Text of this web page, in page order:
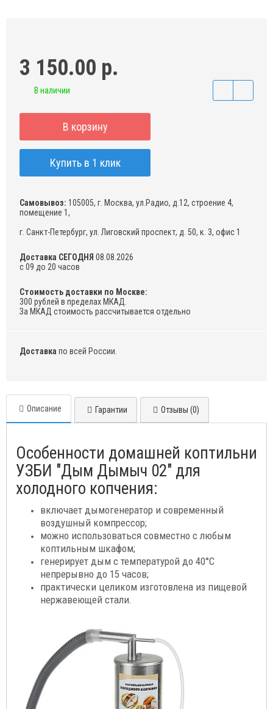
3 150.00 р.
В наличии
В корзину
Купить в 1 клик
Самовывоз: 105005, г. Москва, ул.Радио, д.12, строение 4,
помещение 1,
г. Санкт-Петербург, ул. Лиговский проспект, д. 50, к. 3, офис 1
Доставка СЕГОДНЯ 08.08.2026
с 09 до 20 часов
Стоимость доставки по Москве:
300 рублей в пределах МКАД.
За МКАД стоимость рассчитывается отдельно
Доставка по всей России.
Описание Гарантии Отзывы (0)
Особенности домашней коптильни
УЗБИ "Дым Дымыч 02" для
холодного копчения:
включает дымогенератор и современный
воздушный компрессор;
можно использоваться совместно с любым
коптильным шкафом;
генерирует дым с температурой до 40°C
непрерывно до 15 часов;
практически целиком изготовлена из пищевой
нержавеющей стали.